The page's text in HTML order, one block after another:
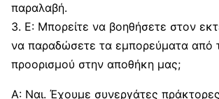
παραλαβή.
3. Ε: Μπορείτε να βοηθήσετε στον
να παραδώσετε τα εμπορεύματα από
προορισμού στην αποθήκη μας;
Α: Ναι. Έχουμε συνεργάτες